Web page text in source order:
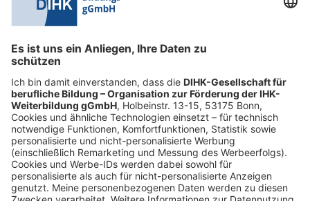
0228 6205 205
Fr.:
09:00-14:00 Uhr
shop@dihk-bildung.shop
Vertrag widerrufen
Zahlungsarten